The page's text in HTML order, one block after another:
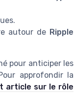
autour de Ripple
pour anticiper les
approfondir la
article sur le rôle